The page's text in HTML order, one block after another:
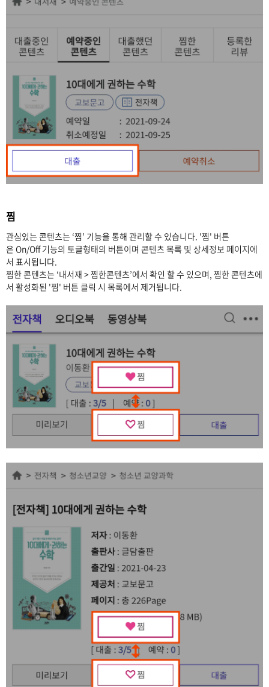
찜
관심있는 콘텐츠는 ‘찜’ 기능을 통해 관리할 수 있습니다. '찜' 버튼
은 On/Off 기능의 토글형태의 버튼이며 콘텐츠 목록 및 상세정보 페이지에
서 표시됩니다.
찜한 콘텐츠는 ‘내서재 > 찜한콘텐츠’에서 확인 할 수 있으며, 찜한 콘텐츠에
서 활성화된 '찜' 버튼 클릭 시 목록에서 제거됩니다.